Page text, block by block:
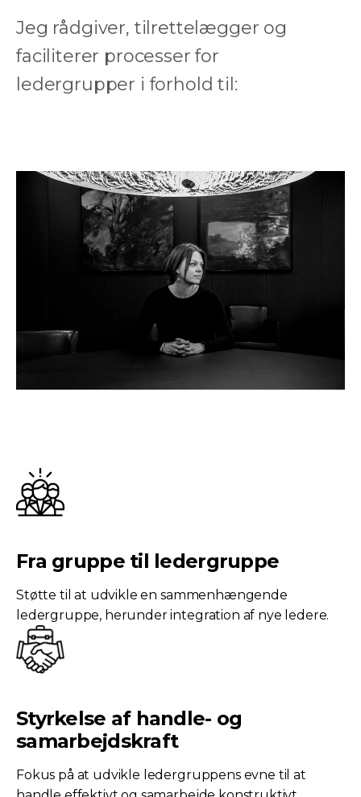
Jeg rådgiver, tilrettelægger og
faciliterer processer for
ledergrupper i forhold til:
Fra gruppe til ledergruppe
Støtte til at udvikle en sammenhængende
ledergruppe, herunder integration af nye ledere.
Styrkelse af handle- og
samarbejdskraft
Fokus på at udvikle ledergruppens evne til at